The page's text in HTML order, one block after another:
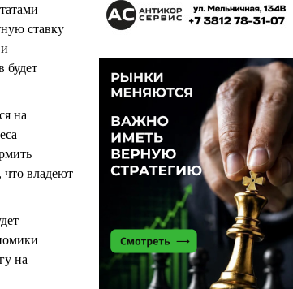
ставку
будет
на
что владеют
на